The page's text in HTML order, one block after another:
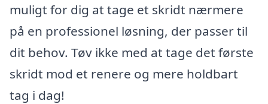
muligt for dig at tage et skridt nærmere
på en professionel løsning, der passer til
dit behov. Tøv ikke med at tage det første
skridt mod et renere og mere holdbart
tag i dag!